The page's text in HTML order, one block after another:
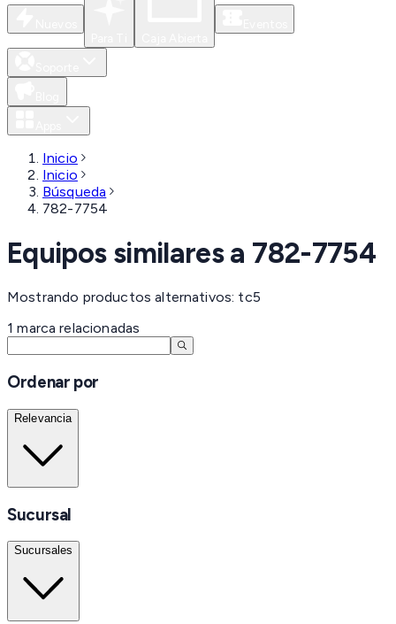
Inicio
Inicio
Búsqueda
782-7754
Equipos similares a 782-7754
Mostrando productos alternativos: tc5
1 marca relacionadas
Ordenar por
Relevancia
Sucursal
Sucursales